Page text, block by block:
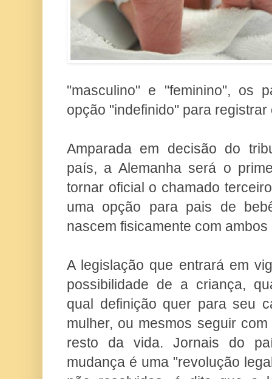
"masculino" e "feminino", os
opção "indefinido" para
Amparada em decisão do
país, a Alemanha será o
tornar oficial o chamado
uma opção para pais de
nascem fisicamente com
A legislação que entrará em
possibilidade de a criança,
qual definição quer para seu
mulher, ou mesmos seguir
resto da vida. Jornais do
mudança é uma "revolução